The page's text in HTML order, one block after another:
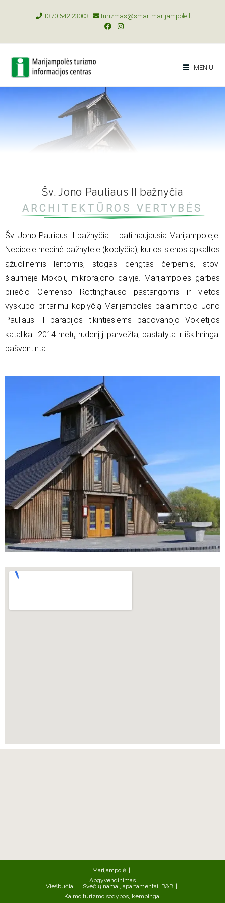
+370 642 23003 turizmas@smartmarijampole.lt
MENIU
Šv. Jono Pauliaus II bažnyčia
ARCHITEKTŪROS VERTYBĖS
Šv. Jono Pauliaus II bažnyčia – pati naujausia Marijampolėje.
Nedidelė medinė bažnytėlė (koplyčia), kurios sienos apkaltos
ąžuolinėmis lentomis, stogas dengtas čerpėmis, stovi
šiaurinėje Mokolų mikrorajono dalyje. Marijampolės garbės
piliečio Clemenso Rottinghauso pastangomis ir vietos
vyskupo pritarimu koplyčią Marijampolės palaimintojo Jono
Pauliaus II parapijos tikintiesiems padovanojo Vokietijos
katalikai. 2014 metų rudenį ji parvežta, pastatyta ir iškilmingai
pašventinta.
Marijampolė
Apgyvendinimas
Viešbučiai
Svečių namai, apartamentai, B&B
Kaimo turizmo sodybos, kempingai